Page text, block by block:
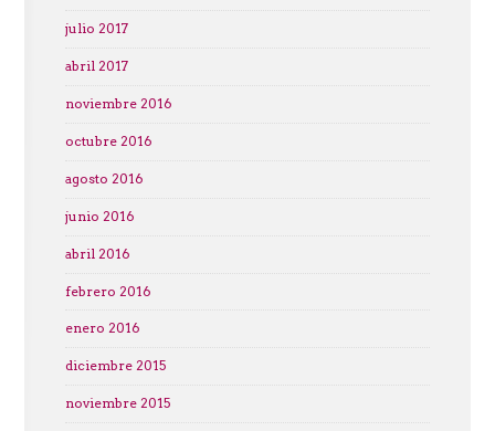
julio 2017
abril 2017
noviembre 2016
octubre 2016
agosto 2016
junio 2016
abril 2016
febrero 2016
enero 2016
diciembre 2015
noviembre 2015